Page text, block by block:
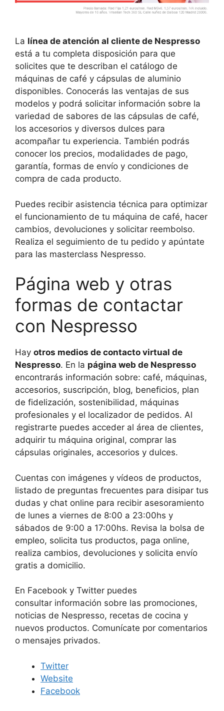
La línea de atención al cliente de Nespresso
está a tu completa disposición para que
solicites que te describan el catálogo de
máquinas de café y cápsulas de aluminio
disponibles. Conocerás las ventajas de sus
modelos y podrá solicitar información sobre la
variedad de sabores de las cápsulas de café,
los accesorios y diversos dulces para
acompañar tu experiencia. También podrás
conocer los precios, modalidades de pago,
garantía, formas de envío y condiciones de
compra de cada producto.
Puedes recibir asistencia técnica para optimizar
el funcionamiento de tu máquina de café, hacer
cambios, devoluciones y solicitar reembolso.
Realiza el seguimiento de tu pedido y apúntate
para las masterclass Nespresso.
Página web y otras
formas de contactar
con Nespresso
Hay otros medios de contacto virtual de
Nespresso. En la página web de Nespresso
encontrarás información sobre: café, máquinas,
accesorios, suscripción, blog, beneficios, plan
de fidelización, sostenibilidad, máquinas
profesionales y el localizador de pedidos. Al
registrarte puedes acceder al área de clientes,
adquirir tu máquina original, comprar las
cápsulas originales, accesorios y dulces.
Cuentas con imágenes y vídeos de productos,
listado de preguntas frecuentes para disipar tus
dudas y chat online para recibir asesoramiento
de lunes a viernes de 8:00 a 23:00hs y
sábados de 9:00 a 17:00hs. Revisa la bolsa de
empleo, solicita tus productos, paga online,
realiza cambios, devoluciones y solicita envío
gratis a domicilio.
En Facebook y Twitter puedes
consultar información sobre las promociones,
noticias de Nespresso, recetas de cocina y
nuevos productos. Comunícate por comentarios
o mensajes privados.
Twitter
Website
Facebook